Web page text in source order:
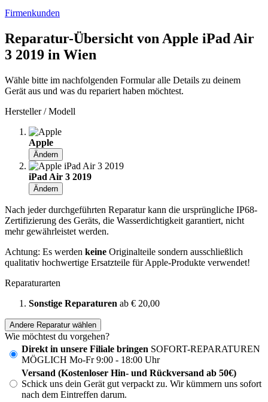
Firmenkunden
Reparatur-Übersicht von Apple iPad Air
3 2019 in Wien
Wähle bitte im nachfolgenden Formular alle Details zu deinem
Gerät aus und was du repariert haben möchtest.
Hersteller / Modell
Apple
Ändern
iPad Air 3 2019
Ändern
Nach jeder durchgeführten Reparatur kann die ursprüngliche IP68-
Zertifizierung des Geräts, die Wasserdichtigkeit garantiert, nicht
mehr gewährleistet werden.
Achtung: Es werden keine Originalteile sondern ausschließlich
qualitativ hochwertige Ersatzteile für Apple-Produkte verwendet!
Reparaturarten
Sonstige Reparaturen ab € 20,00
Andere Reparatur wählen
Wie möchtest du vorgehen?
Direkt in unsere Filiale bringen SOFORT-REPARATUREN
MÖGLICH Mo-Fr 9:00 - 18:00 Uhr
Versand (Kostenloser Hin- und Rückversand ab 50€)
Schick uns dein Gerät gut verpackt zu. Wir kümmern uns sofort
nach dem Eintreffen darum.